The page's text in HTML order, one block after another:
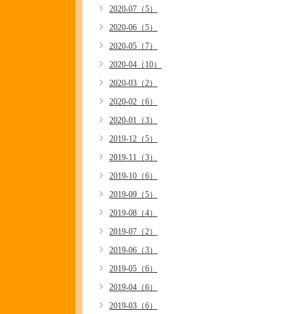
2020-07（5）
2020-06（5）
2020-05（7）
2020-04（10）
2020-03（2）
2020-02（6）
2020-01（3）
2019-12（5）
2019-11（3）
2019-10（6）
2019-09（5）
2019-08（4）
2019-07（2）
2019-06（3）
2019-05（6）
2019-04（6）
2019-03（6）